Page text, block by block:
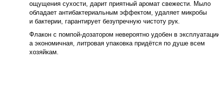
ощущения сухости, дарит приятный аромат свежести. Мыло
обладает антибактериальным эффектом, удаляет микробы
и бактерии, гарантирует безупречную чистоту рук.
Флакон с помпой-дозатором невероятно удобен в
а экономичная, литровая упаковка придётся по душе всем
хозяйкам.